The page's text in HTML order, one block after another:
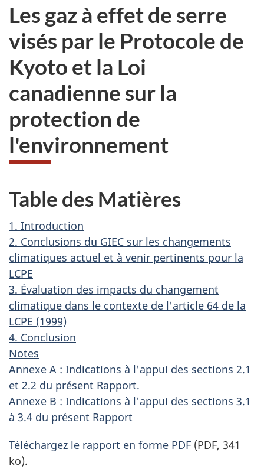
Les gaz à effet de serre
visés par le Protocole de
Kyoto et la Loi
canadienne sur la
protection de
l'environnement
Table des Matières
1. Introduction
2. Conclusions du GIEC sur les changements
climatiques actuel et à venir pertinents pour la
LCPE
3. Évaluation des impacts du changement
climatique dans le contexte de l'article 64 de la
LCPE (1999)
4. Conclusion
Notes
Annexe A : Indications à l'appui des sections 2.1
et 2.2 du présent Rapport.
Annexe B : Indications à l'appui des sections 3.1
à 3.4 du présent Rapport
Téléchargez le rapport en forme PDF (PDF, 341
ko).